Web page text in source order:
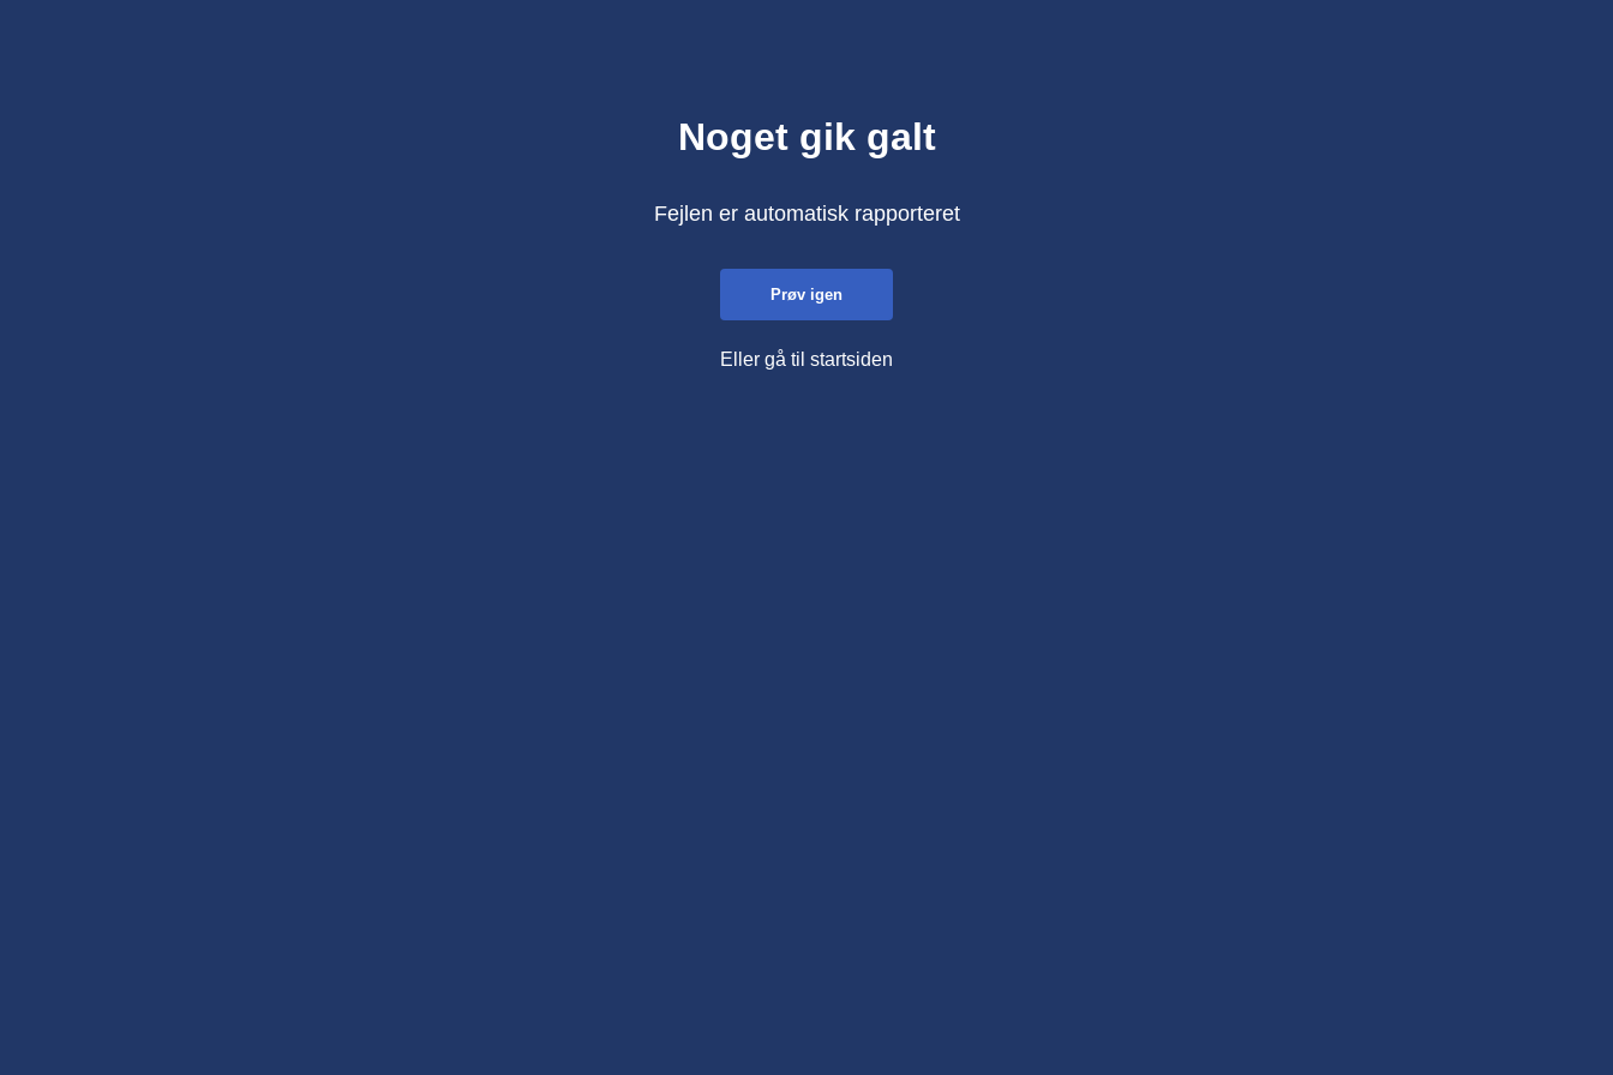
Noget gik galt
Fejlen er automatisk rapporteret
Prøv igen
Eller gå til startsiden